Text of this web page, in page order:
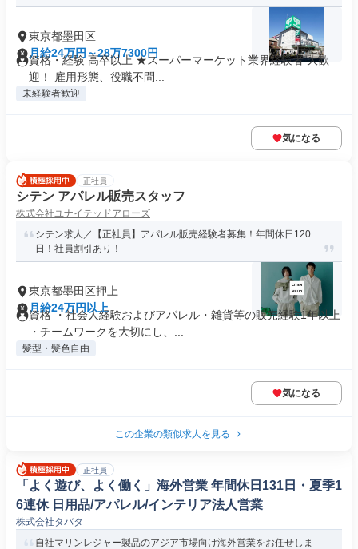
東京都墨田区
月給24万円～28万7300円
資格・経験 高卒以上 ★スーパーマーケット業界経験者 大歓
迎！ 雇用形態、役職不問...
未経験者歓迎
気になる
正社員
シテン アパレル販売スタッフ
株式会社ユナイテッドアローズ
シテン求人／【正社員】アパレル販売経験者募集！年間休日120
日！社員割引あり！
東京都墨田区押上
月給24万円以上
資格 ・社会人経験およびアパレル・雑貨等の販売経験1年以上
・チームワークを大切にし、...
髪型・髪色自由
気になる
この企業の類似求人を見る
正社員
「よく遊び、よく働く」海外営業 年間休日131日・夏季1
6連休 日用品/アパレル/インテリア法人営業
株式会社タバタ
自社マリンレジャー製品のアジア市場向け海外営業をお任せしま